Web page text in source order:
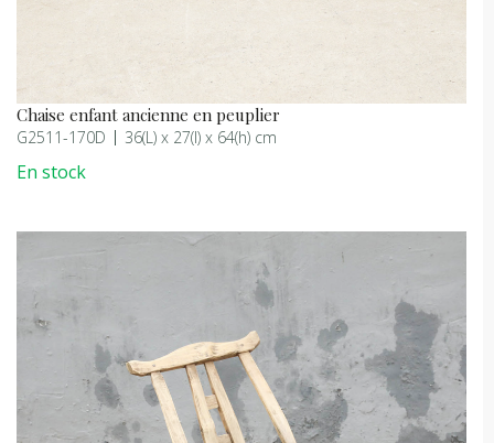
Chaise enfant ancienne en peuplier
G2511-170D 36(L) x 27(l) x 64(h) cm
En stock